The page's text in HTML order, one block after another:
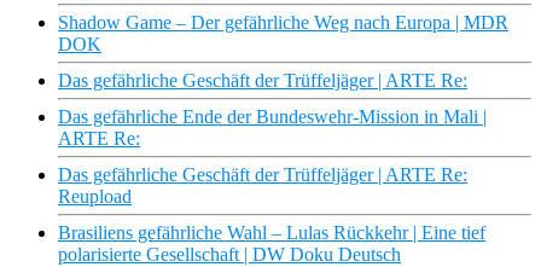
Shadow Game – Der gefährliche Weg nach Europa | MDR
DOK
Das gefährliche Geschäft der Trüffeljäger | ARTE Re:
Das gefährliche Ende der Bundeswehr-Mission in Mali |
ARTE Re:
Das gefährliche Geschäft der Trüffeljäger | ARTE Re:
Reupload
Brasiliens gefährliche Wahl – Lulas Rückkehr | Eine tief
polarisierte Gesellschaft | DW Doku Deutsch